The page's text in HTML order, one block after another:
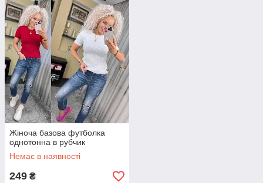
Жіноча базова футболка
однотонна в рубчик
Немає в наявності
249 ₴